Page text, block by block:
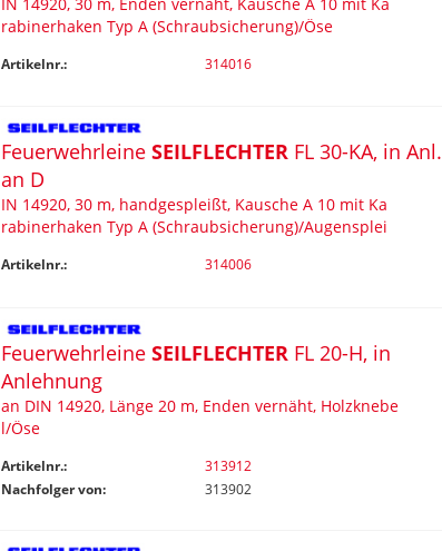
rabinerhaken Typ A (Schraubsicherung)/Öse
Artikelnr.: 314016
Feuerwehrleine SEILFLECHTERFL 30-KA, in Anl.
an D
IN 14920, 30 m, handgespleißt, Kausche A 10 mit Ka
rabinerhaken Typ A (Schraubsicherung)/Augensplei
Artikelnr.: 314006
Feuerwehrleine SEILFLECHTER FL 20-H, in
Anlehnung
an DIN 14920, Länge 20 m, Enden vernäht, Holzknebe
l/Öse
Artikelnr.:
313912
Nachfolger von:
313902